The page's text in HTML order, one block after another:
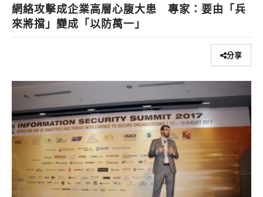
網絡攻擊成企業高層心腹大患 專家：要由「兵
來將擋」變成「以防萬一」
分享